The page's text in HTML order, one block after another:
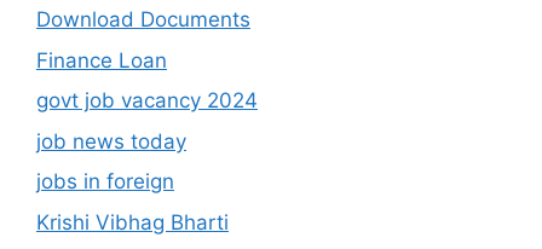
Download Documents
Finance Loan
govt job vacancy 2024
job news today
jobs in foreign
Krishi Vibhag Bharti